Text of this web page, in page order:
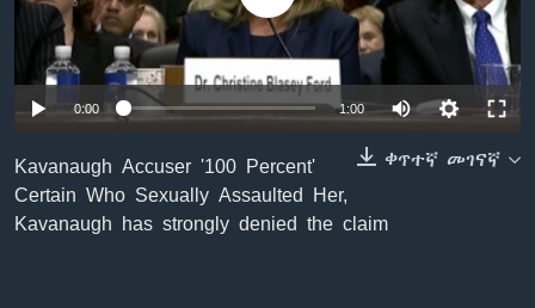
ቋንቋዎች
0:00 1:00
ቀጥተኛ መገናኛ
Kavanaugh Accuser '100 Percent'
Certain Who Sexually Assaulted Her,
Kavanaugh has strongly denied the claim